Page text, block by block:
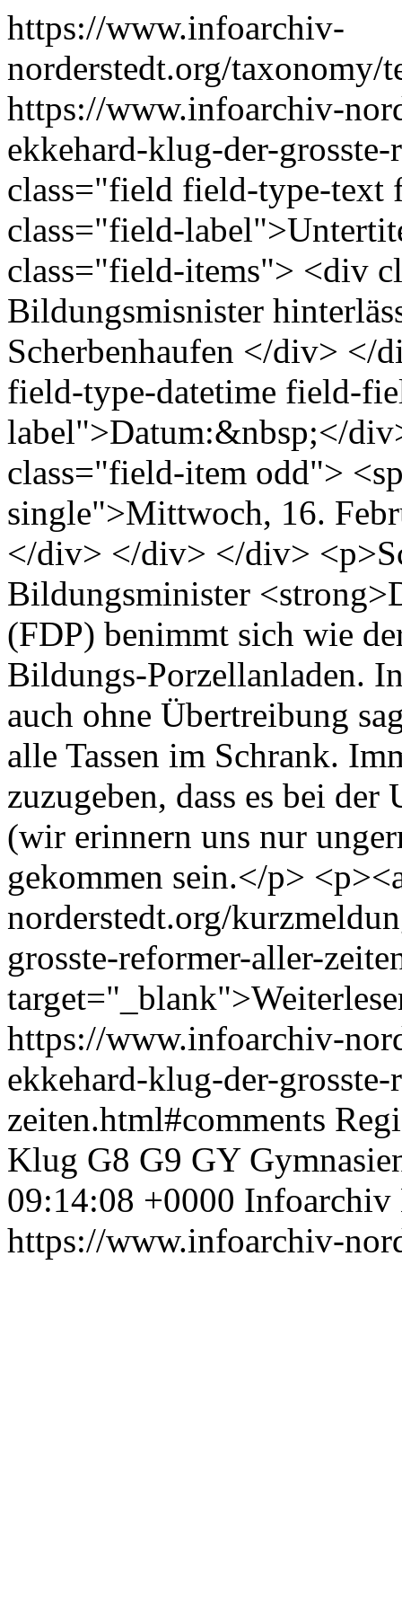
https://www.infoarchiv-
norderstedt.org/taxonomy/
https://www.infoarchiv-
ekkehard-klug-der-
class="field field-type-
class="field-
class="field-items"> <div
Bildungsmisnister
Scherbenhaufen </div>
field-type-datetime field-
label">Datum:&nbsp;</
class="field-item odd">
single">Mittwoch, 16.
</div> </div> </div>
Bildungsminister
(FDP) benimmt sich wie
Bildungs-Porzellanladen.
auch ohne Übertreibung
alle Tassen im Schrank.
zuzugeben, dass es bei
(wir erinnern uns nur
gekommen sein.</p>
norderstedt.org/
grosste-reformer-aller-
https://www.infoarchiv-
ekkehard-klug-der-
zeiten.html#comments
Klug G8 G9 GY
09:14:08 +0000 Infoarchiv
https://www.infoarchiv-